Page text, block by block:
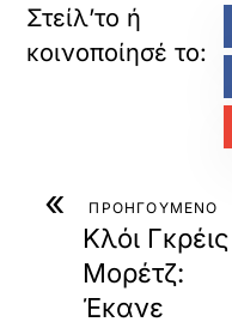
« ΠΡΟΗΓΟΥΜΕΝΟ
Κλόι Γκρέις
Μορέτζ:
Έκανε